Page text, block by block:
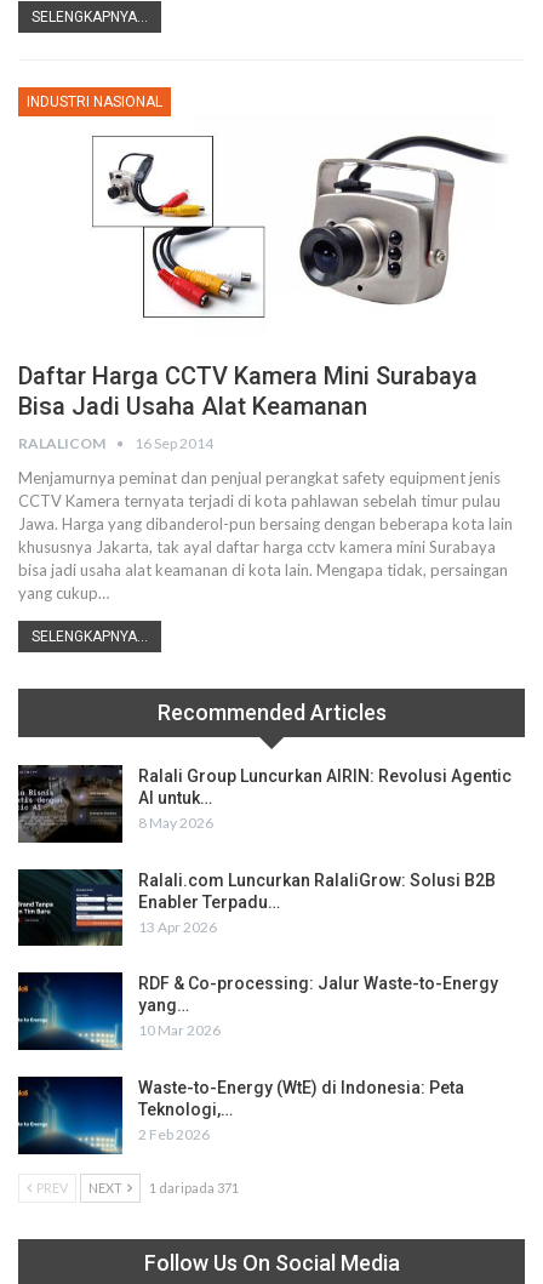
SELENGKAPNYA...
INDUSTRI NASIONAL
Daftar Harga CCTV Kamera Mini Surabaya
Bisa Jadi Usaha Alat Keamanan
RALALICOM 16 Sep 2014
Menjamurnya peminat dan penjual perangkat safety equipment jenis
CCTV Kamera ternyata terjadi di kota pahlawan sebelah timur pulau
Jawa. Harga yang dibanderol-pun bersaing dengan beberapa kota lain
khususnya Jakarta, tak ayal daftar harga cctv kamera mini Surabaya
bisa jadi usaha alat keamanan di kota lain. Mengapa tidak, persaingan
yang cukup…
SELENGKAPNYA...
Recommended Articles
Ralali Group Luncurkan AIRIN: Revolusi Agentic
AI untuk…
8 May 2026
Ralali.com Luncurkan RalaliGrow: Solusi B2B
Enabler Terpadu…
13 Apr 2026
RDF & Co-processing: Jalur Waste-to-Energy
yang…
10 Mar 2026
Waste-to-Energy (WtE) di Indonesia: Peta
Teknologi,…
2 Feb 2026
PREV NEXT 1 daripada 371
Follow Us On Social Media